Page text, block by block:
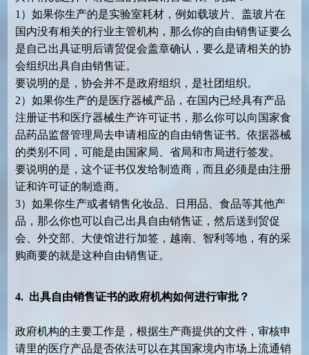
1）如果你生产的是实验室耗材，例如载玻片、盖玻片在
国内没有相关的行业主管机构，那么你的自由销售证要么
是自己出具证明后请贸促会盖章确认，要么是请相关的协
会组织出具自由销售证。
要说明的是，协会并不是政府组织，是社团组织。
2）如果你生产的是医疗器械产品，在国内已经具有产品
注册证书和医疗器械生产许可证书，那么你可以向国家食
品药品监督管理局去申请相应的自由销售证书。依据器械
的类别不同，可能是由国家局、省局和市局进行签发。
要说明的是，这个证书仅发给制造商，而且必须是由注册
证和许可证的制造商。
3）如果你生产或者销售化妆品、日用品、食品等其他产
品，那么你也可以自己出具自由销售证，然后送到贸促
会、外交部、大使馆进行加签，越南、智利等地，有的采
购商要的就是这种自由销售证。
4. 出具自由销售证书的政府机构如何进行审批？
政府机构的主要工作是，根据生产商提供的文件，审核申
请里的医疗产品是否依法可以在其国家境内市场上流通销